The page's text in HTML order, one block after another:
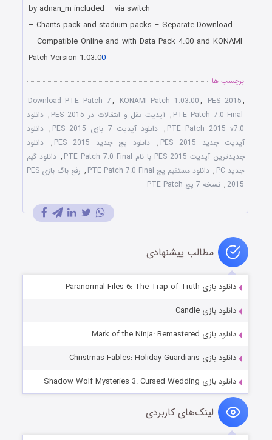
by adnan_m included – via switch
– Chants pack and stadium packs – Separate Download
– Compatible Online and with Data Pack 4.00 and KONAMI
Patch Version 1.03.00
برچسب ها
Download PTE Patch 7, KONAMI Patch 1.03.00, PES 2015,
PTE Patch 7.0 Final
, آپدیت نقل و انتقالات در PES 2015 , دانلود
PTE Patch 2015 v7.0
, دانلود آپدیت 7 بازی PES 2015 , دانلود
آپدیت جدید PES 2015
, دانلود پچ جدید PES 2015 ,
دانلود
جدیدترین آپدیت PES 2015 با نام PTE Patch 7.0 Final
, دانلود گيم
جديد PC
, دانلود مستقیم پچ PTE Patch 7.0 Final ,
رفع باگ بازی PES
2015
, نسخه 7 پچ PTE Patch
مطالب پیشنهادی
دانلود بازی Paranormal Files 6: The Trap of Truth
دانلود بازی Candle
دانلود بازی Mark of the Ninja: Remastered
دانلود بازی Christmas Fables: Holiday Guardians
دانلود بازی Shadow Wolf Mysteries 3: Cursed Wedding
لینک‌های کاربردی